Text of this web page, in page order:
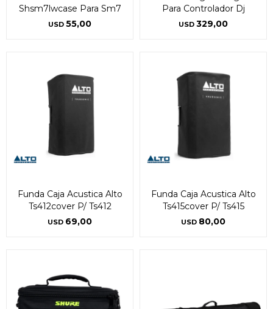
Shsm7lwcase Para Sm7
USD 55,00
Para Controlador Dj
USD 329,00
Funda Caja Acustica Alto
Ts412cover P/ Ts412
USD 69,00
Funda Caja Acustica Alto
Ts415cover P/ Ts415
USD 80,00